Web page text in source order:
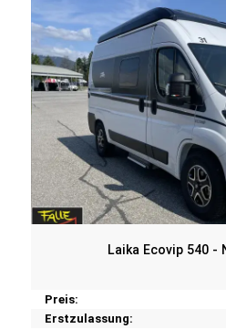
Laika Ecovip 540 -
Preis:
Erstzulassung: